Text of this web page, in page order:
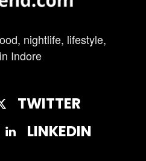
nightlife, lifestyle,
Indore
TWITTER
LINKEDIN